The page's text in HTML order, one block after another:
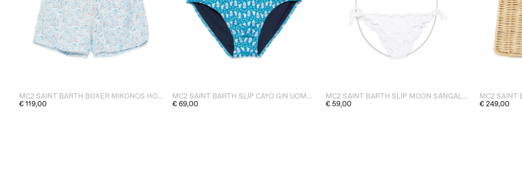
MC2 SAINT BARTH BOXER MIKONOS HOLIDAY UOMO BLU
€ 119,00
MC2 SAINT BARTH SLIP CAYO GIN UOMO BLU
€ 69,00
MC2 SAINT BARTH SLIP MOON SANGALLO DONNA BIANCO
€ 59,00
€ 249,00